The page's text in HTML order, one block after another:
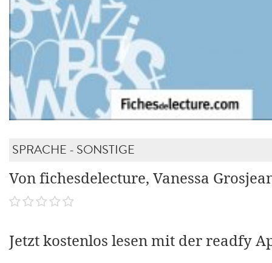
SPRACHE - SONSTIGE
Von fichesdelecture, Vanessa
Jetzt kostenlos lesen mit der readfy